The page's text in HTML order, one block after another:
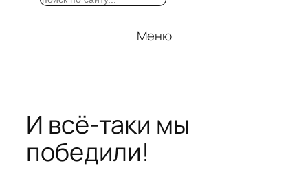
Меню
И всё-таки мы
победили!